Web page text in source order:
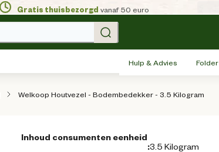
Gratis thuisbezorgd vanaf 50 euro
Hulp & Advies Folder
Welkoop Houtvezel - Bodembedekker - 3.5 Kilogram
Inhoud consumenten eenheid
:3.5 Kilogram